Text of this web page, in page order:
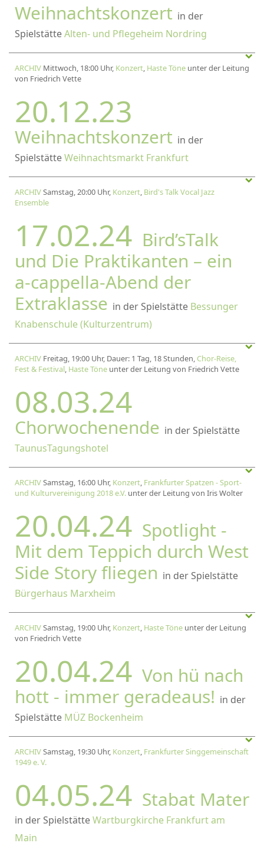
Weihnachtskonzert in der
SpielstätteAlten- und Pflegeheim Nordring
ARCHIV Mittwoch, 18:00 Uhr, Konzert, Haste Töne unter der Leitung
von Friedrich Vette
20.12.23
Weihnachtskonzert in der
SpielstätteWeihnachtsmarkt Frankfurt
ARCHIVSamstag, 20:00 Uhr, Konzert, Bird's Talk Vocal Jazz
Ensemble
17.02.24 Bird’sTalk
und Die Praktikanten – ein
a-cappella-Abend der
Extraklasse in der Spielstätte Bessunger
Knabenschule (Kulturzentrum)
ARCHIV Freitag, 19:00 Uhr, Dauer: 1 Tag, 18 Stunden,Chor-Reise,
Fest & Festival, Haste Töne unter der Leitung von Friedrich Vette
08.03.24
Chorwochenende in der Spielstätte
TaunusTagungshotel
ARCHIVSamstag, 16:00 Uhr, Konzert, Frankfurter Spatzen - Sport-
und Kulturvereinigung 2018 e.V. unter der Leitung von Iris Wolter
20.04.24 Spotlight -
Mit dem Teppich durch West
Side Story fliegen in der Spielstätte
Bürgerhaus Marxheim
ARCHIVSamstag, 19:00 Uhr, Konzert, Haste Töne unter der Leitung
von Friedrich Vette
20.04.24 Von hü nach
hott - immer geradeaus! in der
Spielstätte MÜZ Bockenheim
ARCHIVSamstag, 19:30 Uhr, Konzert, Frankfurter Singgemeinschaft
1949 e. V.
04.05.24 Stabat Mater
in der SpielstätteWartburgkirche Frankfurt am
Main